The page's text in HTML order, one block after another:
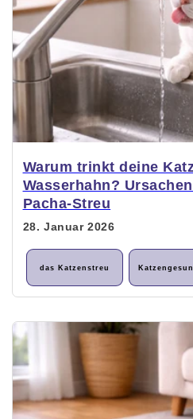
Warum trinkt deine
Wasserhahn?
Pacha-Streu
28. Januar 2026
das Katzenstreu